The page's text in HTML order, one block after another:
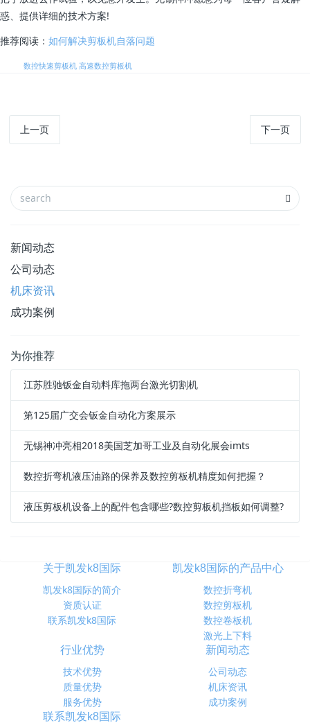
惑、提供详细的技术方案!
推荐阅读： 如何解决剪板机自落问题
数控快速剪板机 高速数控剪板机
上一页 下一页
新闻动态
公司动态
机床资讯
成功案例
为你推荐
江苏胜驰钣金自动料库拖两台激光切割机
第125届广交会钣金自动化方案展示
无锡神冲亮相2018美国芝加哥工业及自动化展会imts
数控折弯机液压油路的保养及数控剪板机精度如何把握？
液压剪板机设备上的配件包含哪些?数控剪板机挡板如何调整?
关于凯发k8国际
凯发k8国际的简介
资质认证
联系凯发k8国际
凯发k8国际的产品中心
数控折弯机
数控剪板机
数控卷板机
激光上下料
行业优势
技术优势
质量优势
服务优势
新闻动态
公司动态
机床资讯
成功案例
联系凯发k8国际